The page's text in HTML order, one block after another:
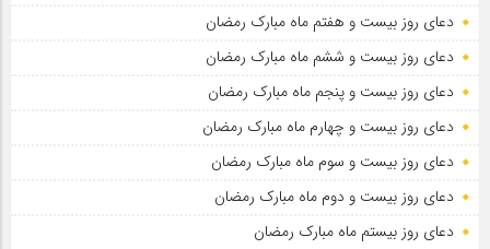
دعای روز بیست و هفتم ماه مبارک رمضان
دعای روز بیست و ششم ماه مبارک رمضان
دعای روز بیست و پنجم ماه مبارک رمضان
دعای روز بیست و چهارم ماه مبارک رمضان
دعای روز بیست و سوم ماه مبارک رمضان
دعای روز بیست و دوم ماه مبارک رمضان
دعای روز بیستم ماه مبارک رمضان